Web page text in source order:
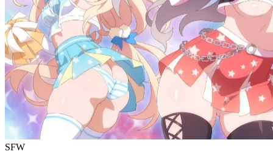
SFW